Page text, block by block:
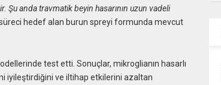
anda travmatik beyin hasarının uzun vadeli
hedef alan burun spreyi formunda mevcut
test etti. Sonuçlar, mikroglianın hasarlı
iyileştirdiğini ve iltihap etkilerini azaltan